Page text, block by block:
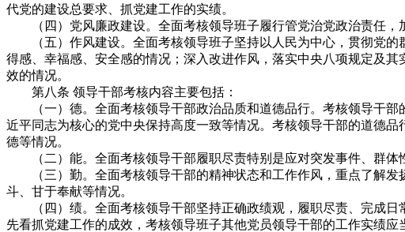
代党的建设总要求、抓党建工作的实绩。
（四）党风廉政建设。全面考核领导班子履行管党治党政治责任，
（五）作风建设。全面考核领导班子坚持以人民为中心，贯彻党的
得感、幸福感、安全感的情况；深入改进作风，落实中央八项规定及
效的情况。
第八条 领导干部考核内容主要包括：
（一）德。全面考核领导干部政治品质和道德品行。考核领导干部
近平同志为核心的党中央保持高度一致等情况。考核领导干部的道德
德等情况。
（二）能。全面考核领导干部履职尽责特别是应对突发事件、群体
（三）勤。全面考核领导干部的精神状态和工作作风，重点了解发
斗、甘于奉献等情况。
（四）绩。全面考核领导干部坚持正确政绩观，履职尽责、完成日
先看抓党建工作的成效，考核领导班子其他党员领导干部的工作实绩应